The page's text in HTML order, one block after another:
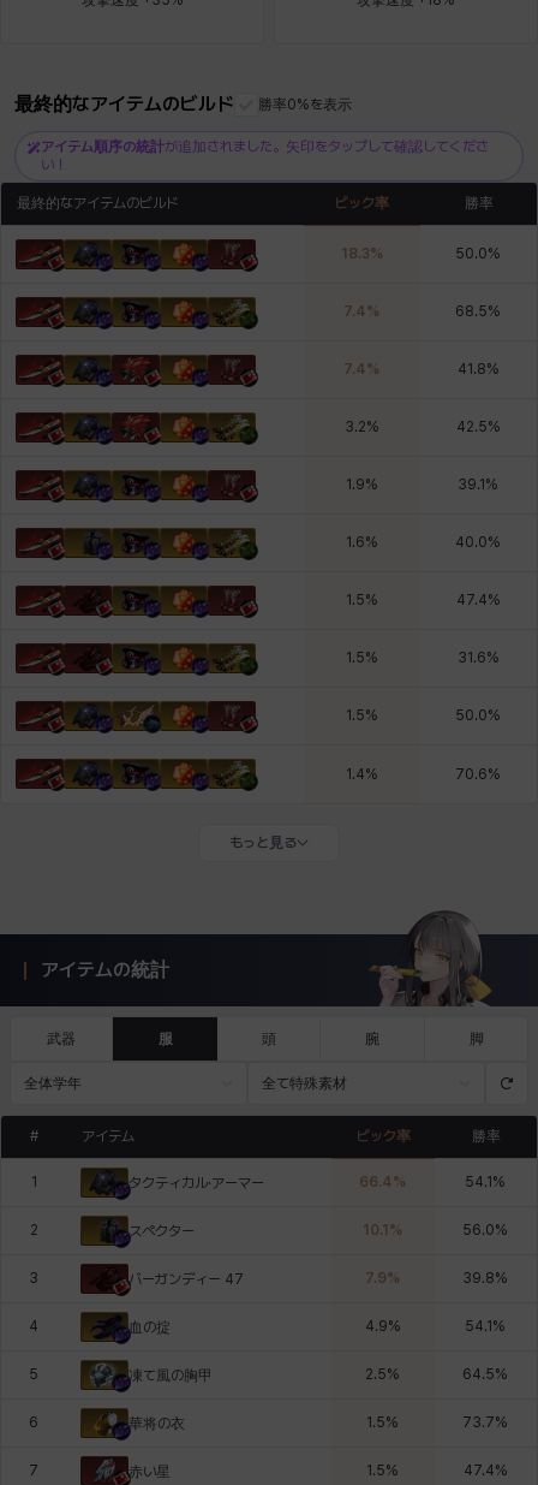
最終的なアイテムのビルド 勝率0%を表示
アイテム順序の統計が追加されました。矢印をタップして確認してくださ
い！
最終的なアイテムのビルド ピック率 勝率
18.3% 50.0%
7.4% 68.5%
7.4% 41.8%
3.2% 42.5%
1.9% 39.1 %
1.6% 40.0%
1.5% 47.4%
1.5% 31.6%
1.5% 50.0%
1.4% 70.6%
もっと見る
アイテムの統計
武器 服 頭 腕 脚
全体学年 全て特殊素材
# アイテム ピック率 勝率
1 タクティカル·アーマー 66.4% 54.1 %
2 スペクター 10.1 % 56.0%
3 バーガンディー 47 7.9% 39.8%
4 血の掟 4.9% 54.1 %
5 凍て風の胸甲 2.5% 64.5%
6 華将の衣 1.5% 73.7%
7 赤い星 1.5% 47.4%